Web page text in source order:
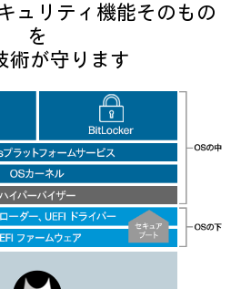
ュリティ機能そのもの
を
術が守ります